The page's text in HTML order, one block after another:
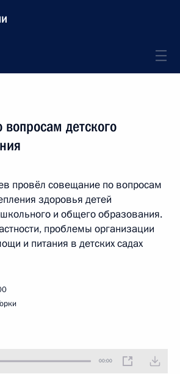
детского
провёл совещание по вопросам
здоровья детей
и общего образования.
проблемы организации
и питания в детских садах
00:00